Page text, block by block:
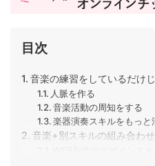
目次
音楽の練習をしているだけ
人脈を作る
音楽活動の周知をする
楽器演奏スキルをもっと
音楽+別スキルの組み合わ